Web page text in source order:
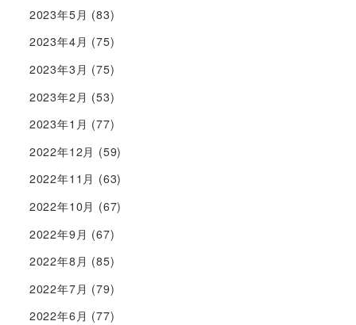
2023年5月 (83)
2023年4月 (75)
2023年3月 (75)
2023年2月 (53)
2023年1月 (77)
2022年12月 (59)
2022年11月 (63)
2022年10月 (67)
2022年9月 (67)
2022年8月 (85)
2022年7月 (79)
2022年6月 (77)